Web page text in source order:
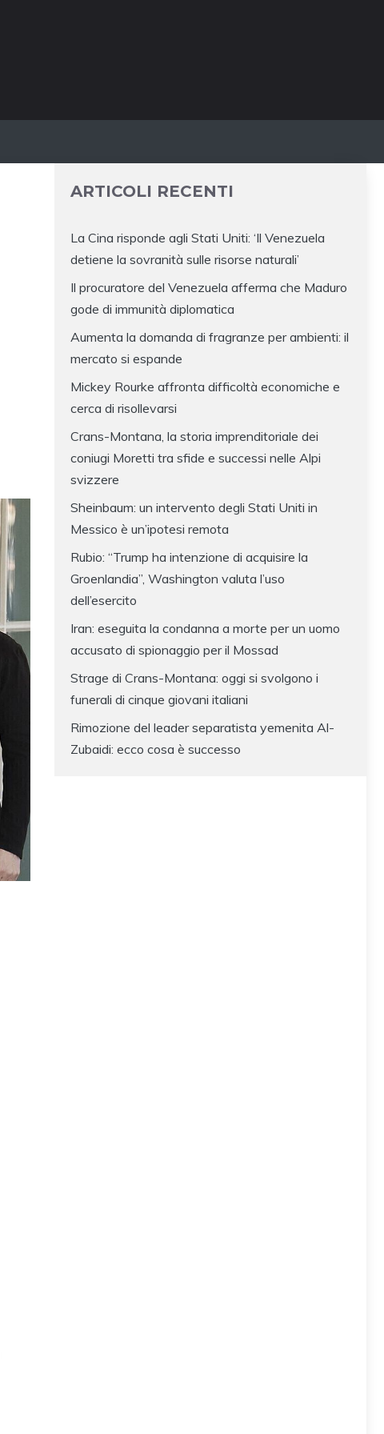
ARTICOLI RECENTI
La Cina risponde agli Stati Uniti: ‘Il Venezuela
detiene la sovranità sulle risorse naturali’
Il procuratore del Venezuela afferma che Maduro
gode di immunità diplomatica
Aumenta la domanda di fragranze per ambienti: il
mercato si espande
Mickey Rourke affronta difficoltà economiche e
cerca di risollevarsi
Crans-Montana, la storia imprenditoriale dei
coniugi Moretti tra sfide e successi nelle Alpi
svizzere
Sheinbaum: un intervento degli Stati Uniti in
Messico è un’ipotesi remota
Rubio: “Trump ha intenzione di acquisire la
Groenlandia”, Washington valuta l’uso
dell’esercito
Iran: eseguita la condanna a morte per un uomo
accusato di spionaggio per il Mossad
Strage di Crans-Montana: oggi si svolgono i
funerali di cinque giovani italiani
Rimozione del leader separatista yemenita Al-
Zubaidi: ecco cosa è successo